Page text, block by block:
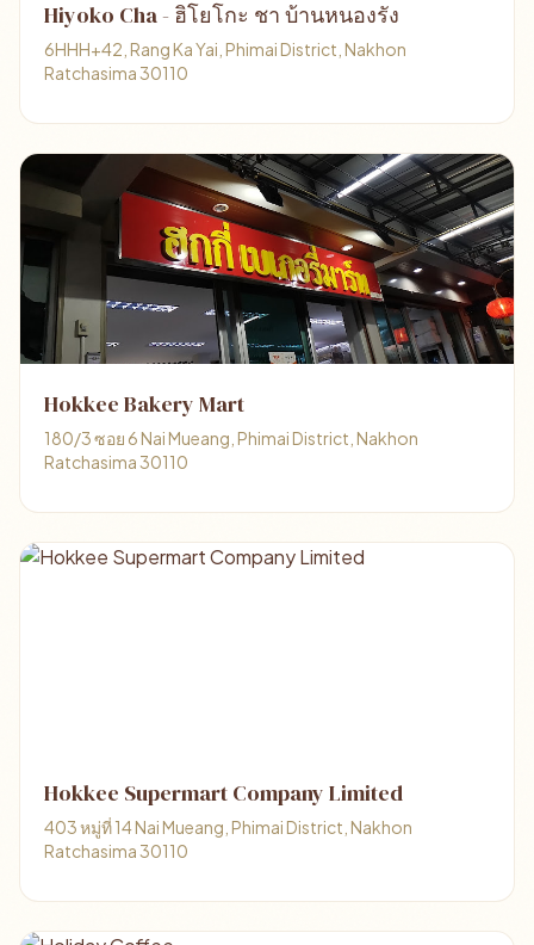
Hiyoko Cha - ฮิโยโกะ ชา บ้านหนองรัง
6HHH+42, Rang Ka Yai, Phimai District, Nakhon
Ratchasima 30110
Hokkee Bakery Mart
180/3 ซอย 6 Nai Mueang, Phimai District, Nakhon
Ratchasima 30110
Hokkee Supermart Company Limited
403 หมู่ที่ 14 Nai Mueang, Phimai District, Nakhon
Ratchasima 30110